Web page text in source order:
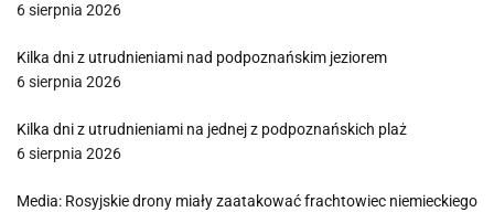
6 sierpnia 2026
Kilka dni z utrudnieniami nad podpoznańskim jeziorem
6 sierpnia 2026
Kilka dni z utrudnieniami na jednej z podpoznańskich plaż
6 sierpnia 2026
Media: Rosyjskie drony miały zaatakować frachtowiec niemieckiego